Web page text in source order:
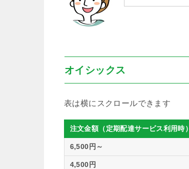
オイシックス
注文金額（定期配達サービス利用時）
6,500円～
4,500円